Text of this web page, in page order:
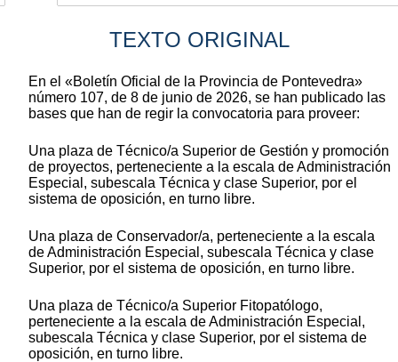
TEXTO ORIGINAL
En el «Boletín Oficial de la Provincia de Pontevedra»
número 107, de 8 de junio de 2026, se han publicado las
bases que han de regir la convocatoria para proveer:
Una plaza de Técnico/a Superior de Gestión y promoción
de proyectos, perteneciente a la escala de Administración
Especial, subescala Técnica y clase Superior, por el
sistema de oposición, en turno libre.
Una plaza de Conservador/a, perteneciente a la escala
de Administración Especial, subescala Técnica y clase
Superior, por el sistema de oposición, en turno libre.
Una plaza de Técnico/a Superior Fitopatólogo,
perteneciente a la escala de Administración Especial,
subescala Técnica y clase Superior, por el sistema de
oposición, en turno libre.